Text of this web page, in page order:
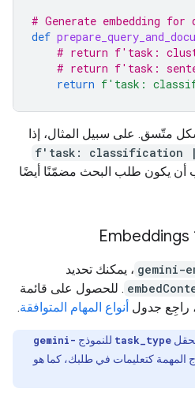
# Generate embedding
def
# return f'task:
# return f'task:
return f'task:
متّسق. على سبيل المثال، إذا
f'task: classification |
أن يكون طلب البحث مضمّنًا أيضًا
gemini- ، يمكنك تحديد
. للحصول على قائمة
راجِع جدول أنواع المهام المتوافقة.
task_type للنموذج gemini-
المهمة كتعليمات في طلبك، كما هو